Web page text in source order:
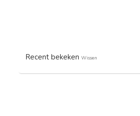
Recent bekeken Wissen